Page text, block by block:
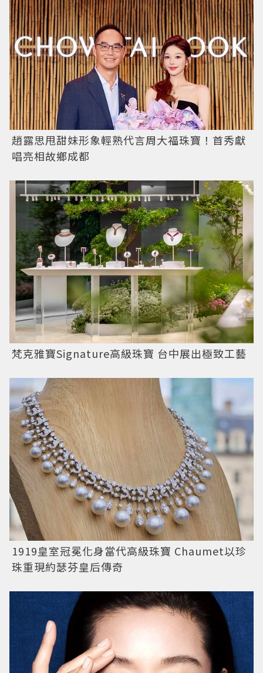
趙露思甩甜妹形象輕熟代言周大福珠寶！首秀獻
唱亮相故鄉成都
梵克雅寶Signature高級珠寶 台中展出極致工藝
1919皇室冠冕化身當代高級珠寶 Chaumet以珍
珠重現約瑟芬皇后傳奇